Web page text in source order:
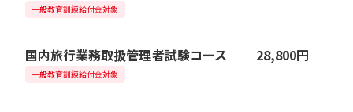
一般教育訓練給付金対象
国内旅行業務取扱管理者試験コース 28,800円
一般教育訓練給付金対象